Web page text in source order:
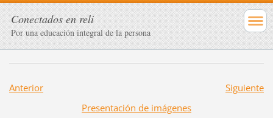
Conectados en reli
Por una educación integral de la persona
Anterior
Siguiente
Presentación de imágenes